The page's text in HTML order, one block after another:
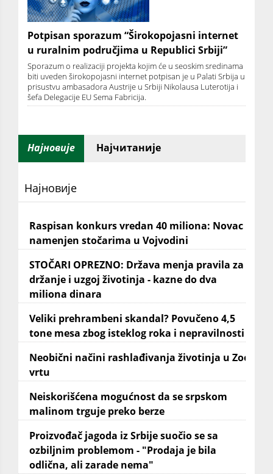
Potpisan sporazum “Širokopojasni internet
u ruralnim područjima u Republici Srbiji”
Sporazum o realizaciji projekta kojim će u seoskim sredinama
biti uveden širokopojasni internet potpisan je u Palati Srbija u
prisustvu ambasadora Austrije u Srbiji Nikolausa Luterotija i
šefa Delegacije EU Sema Fabricija.
Најновије Најчитаније
Најновије
Raspisan konkurs vredan 40 miliona: Novac
namenjen stočarima u Vojvodini
STOČARI OPREZNO: Država menja pravila za
držanje i uzgoj životinja - kazne do dva
miliona dinara
Veliki prehrambeni skandal? Povučeno 4,5
tone mesa zbog isteklog roka i nepravilnosti
Neobični načini rashlađivanja životinja u Zoo
vrtu
Neiskorišćena mogućnost da se srpskom
malinom trguje preko berze
Proizvođač jagoda iz Srbije suočio se sa
ozbiljnim problemom - "Prodaja je bila
odlična, ali zarade nema"